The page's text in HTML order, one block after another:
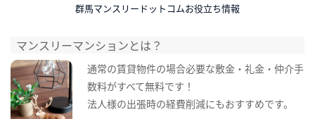
群馬マンスリードットコムお役立ち情報
マンスリーマンションとは？
通常の賃貸物件の場合必要な敷金・礼金・仲介手
数料がすべて無料です！
法人様の出張時の経費削減にもおすすめです。